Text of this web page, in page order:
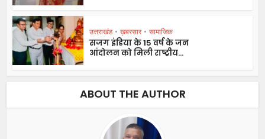
उत्तराखंड • ख़बरसार • सामाजिक
सजग इंडिया के 15 वर्ष के जन
आंदोलन को मिली राष्ट्रीय...
ABOUT THE AUTHOR